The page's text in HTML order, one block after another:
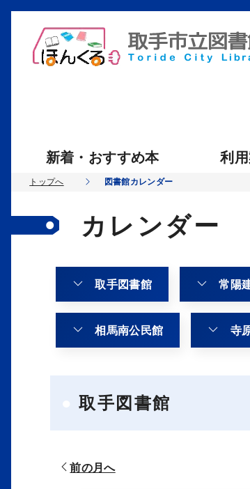
新着・おすすめ本 利
トップへ 図書館カレンダー
カレンダー
取手図書館 常陽
相馬南公民館 寺
取手図書館
前の月へ